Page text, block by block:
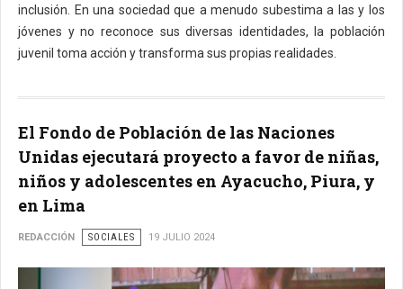
inclusión. En una sociedad que a menudo subestima a las y los
jóvenes y no reconoce sus diversas identidades, la población
juvenil toma acción y transforma sus propias realidades.
El Fondo de Población de las Naciones
Unidas ejecutará proyecto a favor de niñas,
niños y adolescentes en Ayacucho, Piura, y
en Lima
REDACCIÓN SOCIALES 19 JULIO 2024